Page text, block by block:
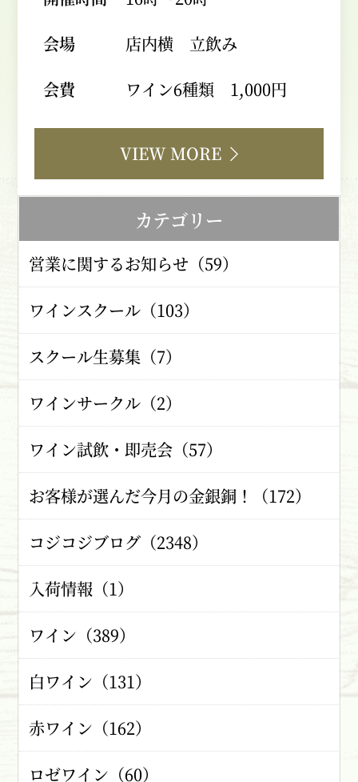
会場
店内横 立飲み
会費
ワイン6種類 1,000円
VIEW MORE
カテゴリー
営業に関するお知らせ（59）
ワインスクール（103）
スクール生募集（7）
ワインサークル（2）
ワイン試飲・即売会（57）
お客様が選んだ今月の金銀銅！（172）
コジコジブログ（2348）
入荷情報（1）
ワイン（389）
白ワイン（131）
赤ワイン（162）
ロゼワイン（60）